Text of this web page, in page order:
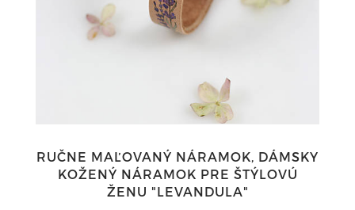
RUČNE MAĽOVANÝ NÁRAMOK, DÁMSKY
KOŽENÝ NÁRAMOK PRE ŠTÝLOVÚ
ŽENU "LEVANDULA"